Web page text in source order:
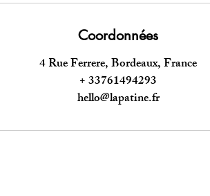
Coordonnées
4 Rue Ferrere, Bordeaux, France
+ 33761494293
hello@lapatine.fr